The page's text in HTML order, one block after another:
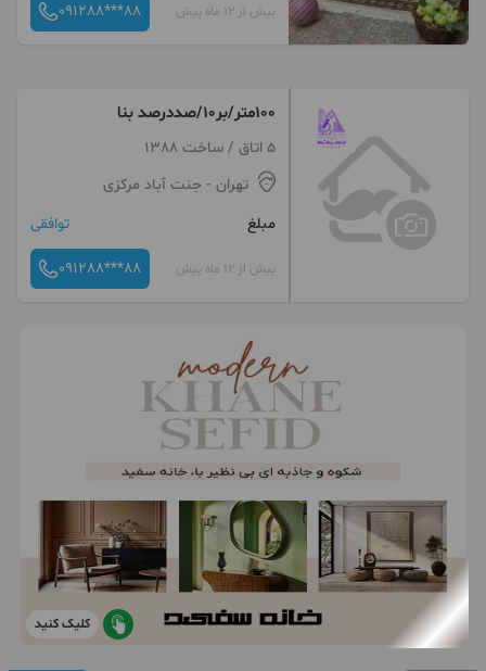
بیش از 12 ماه پیش 091288***88
۱۰۰متر/بر۱۰/صددرصد بنا
5 اتاق / ساخت 1388
تهران - جنت آباد مرکزی
مبلغ
توافقی
بیش از 12 ماه پیش 091288***88
کلیک کنید